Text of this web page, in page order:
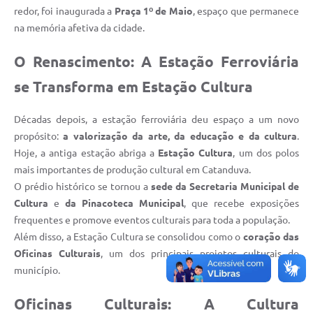
redor, foi inaugurada a Praça 1º de Maio, espaço que permanece
na memória afetiva da cidade.
O Renascimento: A Estação Ferroviária
se Transforma em Estação Cultura
Décadas depois, a estação ferroviária deu espaço a um novo
propósito:a valorização da arte, da educação e da cultura.
Hoje, a antiga estação abriga a Estação Cultura, um dos polos
mais importantes de produção cultural em Catanduva.
O prédio histórico se tornou a sede da Secretaria Municipal de
Cultura e da Pinacoteca Municipal, que recebe exposições
frequentes e promove eventos culturais para toda a população.
Além disso, a Estação Cultura se consolidou como o coração das
Oficinas Culturais, um dos principais projetos culturais do
município.
Oficinas Culturais: A Cultura